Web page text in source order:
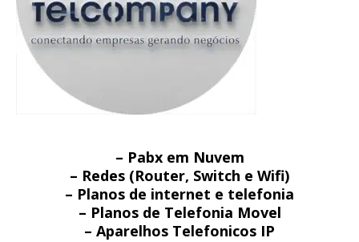
– Pabx em Nuvem
– Redes (Router, Switch e Wifi)
– Planos de internet e telefonia
– Planos de Telefonia Movel
– Aparelhos Telefonicos IP